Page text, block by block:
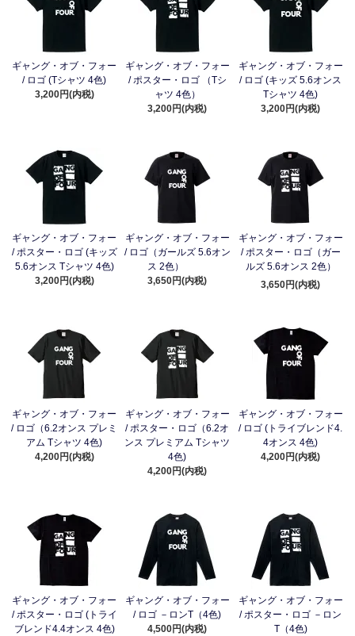
ギャング・オブ・フォー
/ ロゴ (Tシャツ 4色)
3,200円(内税)
ギャング・オブ・フォー
/ ポスター・ロゴ （Tシ
ャツ 4色）
3,200円(内税)
ギャング・オブ・フォー
/ ロゴ (キッズ 5.6オンス
Tシャツ 4色)
3,200円(内税)
ギャング・オブ・フォー
/ ポスター・ロゴ (キッズ
5.6オンス Tシャツ 4色)
3,200円(内税)
ギャング・オブ・フォー
/ ロゴ（ガールズ 5.6オン
ス 2色）
3,650円(内税)
ギャング・オブ・フォー
/ ポスター・ロゴ（ガー
ルズ 5.6オンス 2色）
3,650円(内税)
ギャング・オブ・フォー
/ ロゴ（6.2オンス プレミ
アム Tシャツ 4色)
4,200円(内税)
ギャング・オブ・フォー
/ ポスター・ロゴ（6.2オ
ンス プレミアム Tシャツ
4色)
4,200円(内税)
ギャング・オブ・フォー
/ ロゴ (トライブレンド4.
4オンス 4色)
4,200円(内税)
ギャング・オブ・フォー
/ ポスター・ロゴ (トライ
ブレンド4.4オンス 4色)
ギャング・オブ・フォー
/ ロゴ －ロンT（4色)
4,500円(内税)
ギャング・オブ・フォー
/ ポスター・ロゴ －ロン
T（4色)